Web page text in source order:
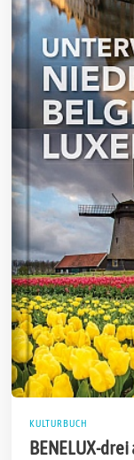
KULTURBUCH
BENELUX-